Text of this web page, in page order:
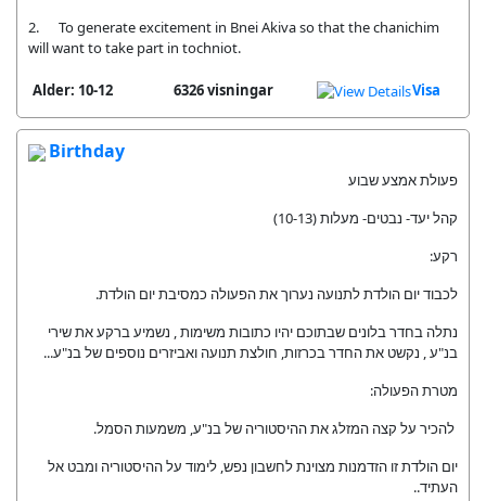
2. To generate excitement in Bnei Akiva so that the chanichim
will want to take part in tochniot.
Alder: 10-12 6326 visningar Visa
Birthday
פעולת אמצע שבוע
קהל יעד- נבטים- מעלות (10-13)
רקע:
לכבוד יום הולדת לתנועה נערוך את הפעולה כמסיבת יום הולדת.
נתלה בחדר בלונים שבתוכם יהיו כתובות משימות , נשמיע ברקע את שירי
בנ"ע , נקשט את החדר בכרזות, חולצת תנועה ואביזרים נוספים של בנ"ע...
מטרת הפעולה:
להכיר על קצה המזלג את ההיסטוריה של בנ"ע, משמעות הסמל.
יום הולדת זו הזדמנות מצוינת לחשבון נפש, לימוד על ההיסטוריה ומבט אל
העתיד..